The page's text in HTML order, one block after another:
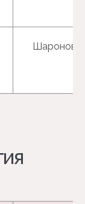
Шаронов